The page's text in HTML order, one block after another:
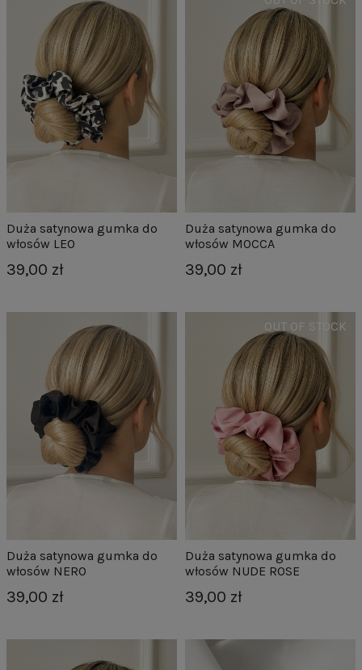
Duża satynowa gumka do
włosów LEO
39,00 zł
Duża satynowa gumka do
włosów MOCCA
39,00 zł
Duża satynowa gumka do
włosów NERO
39,00 zł
Duża satynowa gumka do
włosów NUDE ROSE
39,00 zł